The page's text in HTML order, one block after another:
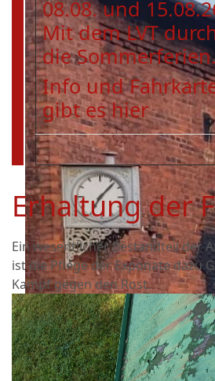
08.08. und
Mit dem LVT
die
Info und
gibt es hier
Erhaltung der
Ein wesentlicher Bestandteil der
ist die Pflege der Exponate dazu
Kampf gegen den Rost.